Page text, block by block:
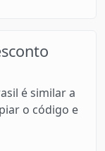
é similar a
o código e